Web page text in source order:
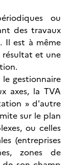
ou
des travaux
Il est à même
et une
gestionnaire
axes, la TVA
» d'autre
sur le plan
ou celles
(entreprises
zones de